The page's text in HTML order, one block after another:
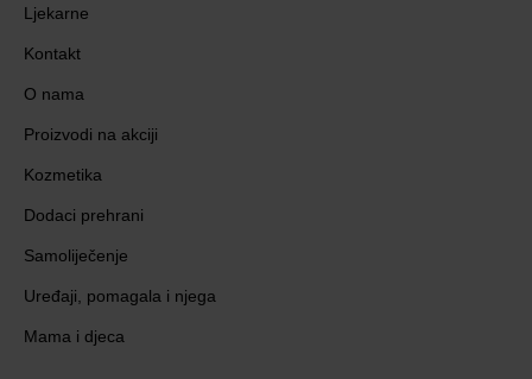
Ljekarne
Kontakt
O nama
Proizvodi na akciji
Kozmetika
Dodaci prehrani
Samoliječenje
Uređaji, pomagala i njega
Mama i djeca